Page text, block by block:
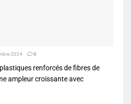
2024 0
renforcés de fibres de
ampleur croissante avec